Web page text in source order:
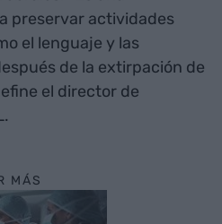
preservar actividades
el lenguaje y las
de la extirpación de
el director de
MÁS